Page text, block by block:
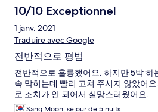
10/10 Exceptionnel
1 janv. 2021
Traduire avec Google
전반적으로 평범
전반적으로 훌륭했어요. 하지만 5박 하
속 막히는데 빨리 고쳐 주시지 않았어
로 조치가 안 되어서 실망스러웠어요.
Sang Moon, séjour de 5 nuits